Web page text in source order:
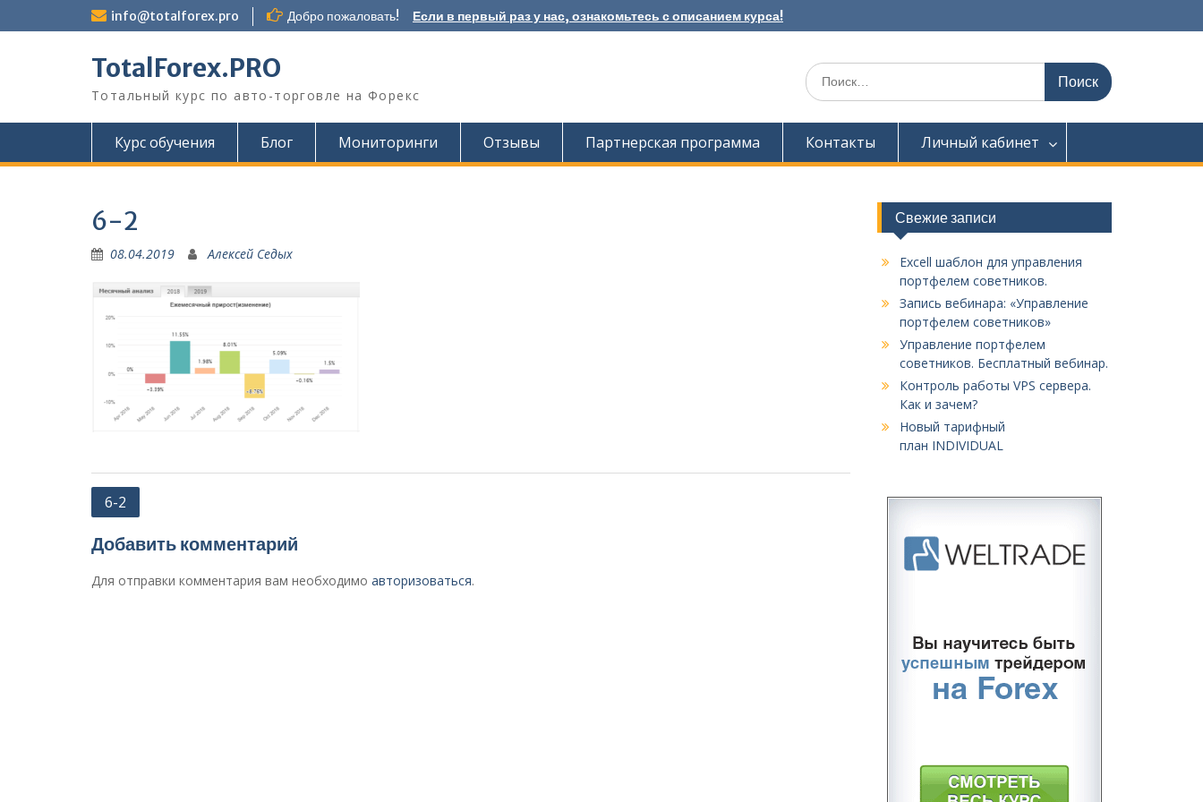
к
info@totalforex.pro Добро пожаловать! Если в первый раз у нас, ознакомьтесь с описанием курса!
TotalForex.PRO
Тотальный курс по авто-торговле на Форекс
Искать:
Курс обучения Блог Мониторинги Отзывы Партнерская программа Контакты Личный кабинет
6-2
08.04.2019 Алексей Седых
Навигация
записям
6-2
Добавить комментарий
Для отправки комментария вам необходимо авторизоваться.
Свежие записи
Excell шаблон для управления
портфелем советников.
Запись вебинара: «Управление
портфелем советников»
Управление портфелем
советников. Бесплатный вебинар.
Контроль работы VPS сервера.
Как и зачем?
Новый тарифный
план INDIVIDUAL